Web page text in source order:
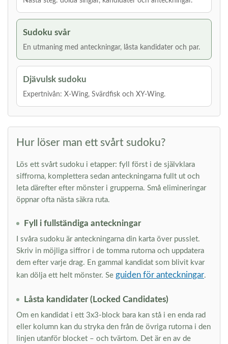
Sudoku svår
En utmaning med anteckningar, låsta kandidater och par.
Djävulsk sudoku
Expertnivån: X-Wing, Svärdfisk och XY-Wing.
Hur löser man ett svårt sudoku?
Lös ett svårt sudoku i etapper: fyll först i de självklara
siffrorna, komplettera sedan anteckningarna fullt ut och
leta därefter efter mönster i grupperna. Små elimineringar
öppnar ofta nästa säkra ruta.
Fyll i fullständiga anteckningar
I svåra sudoku är anteckningarna din karta över pusslet.
Skriv in möjliga siffror i de tomma rutorna och uppdatera
dem efter varje drag. En gammal kandidat som blivit kvar
kan dölja ett helt mönster. Se guiden för anteckningar.
Låsta kandidater (Locked Candidates)
Om en kandidat i ett 3x3-block bara kan stå i en enda rad
eller kolumn kan du stryka den från de övriga rutorna i den
linjen utanför blocket – och tvärtom. Det är en av de